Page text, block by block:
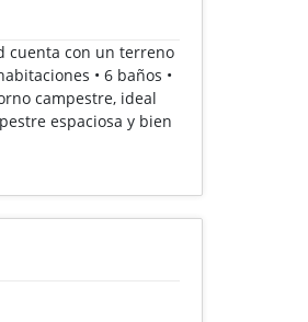
cuenta con un terreno
• 6 baños •
campestre, ideal
espaciosa y bien